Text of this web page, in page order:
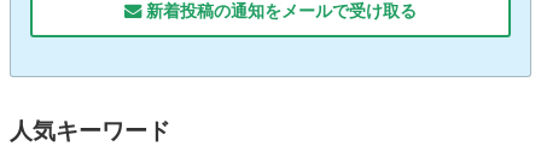
新着投稿の通知をメールで受け取る
人気キーワード